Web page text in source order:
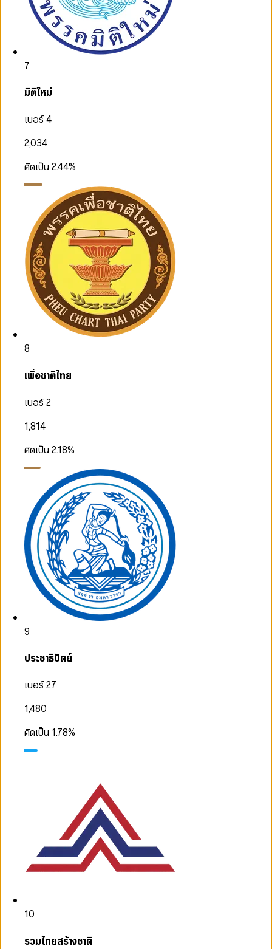
7
มิติใหม่
เบอร์ 4
2,034
คิดเป็น2.44%
8
เพื่อชาติไทย
เบอร์ 2
1,814
คิดเป็น2.18%
9
ประชาธิปัตย์
เบอร์ 27
1,480
คิดเป็น 1.78%
10
รวมไทยสร้างชาติ